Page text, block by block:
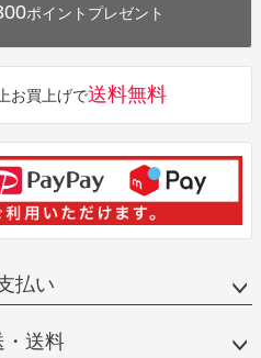
ポイントプレゼント
お買上げで送料無料
払い
・送料